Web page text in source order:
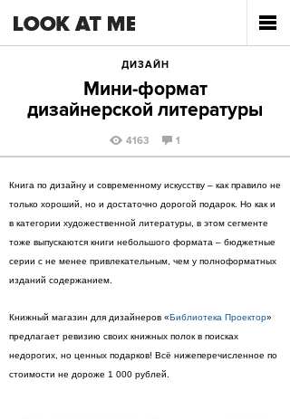
ДИЗАЙН
Мини-формат
дизайнерской литературы
4163 1
Книга по дизайну и современному искусству – как правило не
только хороший, но и достаточно дорогой подарок. Но как и
в категории художественной литературы, в этом сегменте
тоже выпускаются книги небольшого формата – бюджетные
серии с не менее привлекательным, чем у полноформатных
изданий содержанием.
Книжный магазин для дизайнеров «Библиотека Проектор»
предлагает ревизию своих книжных полок в поисках
недорогих, но ценных подарков! Всё нижеперечисленное по
стоимости не дороже 1 000 рублей.